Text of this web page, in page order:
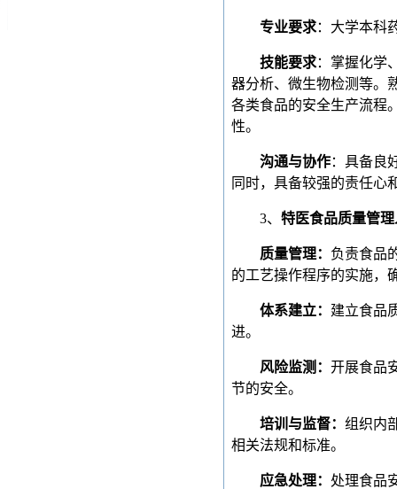
专业要求：大学本科
技能要求：掌握化学
器分析、微生物检测等。
各类食品的安全生产流程
性。
沟通与协作：具备良
同时，具备较强的责任心
3、 特医食品质量管
‌质量管理‌： 负责食品
的工艺操作程序的实施，
‌体系建立‌： 建立食品
进。‌
‌风险监测‌： 开展食品
节的安全。
‌培训与监督‌： 组织内
相关法规和标准。‌
‌应急处理‌： 处理食品